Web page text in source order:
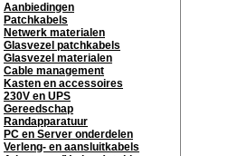
Aanbiedingen
Patchkabels
Netwerk materialen
Glasvezel patchkabels
Glasvezel materialen
Cable management
Kasten en accessoires
230V en UPS
Gereedschap
Randapparatuur
PC en Server onderdelen
Verleng- en aansluitkabels